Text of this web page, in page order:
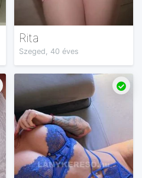
Rita
Szeged, 40 éves